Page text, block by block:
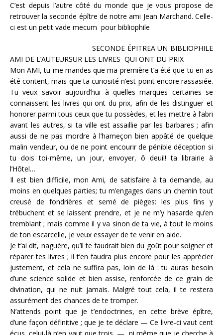
C’est depuis l’autre côté du monde que je vous propose de
retrouver la seconde épître de notre ami Jean Marchand. Celle-
ci est un petit vade mecum pour bibliophile
SECONDE ÉPITREA UN BIBLIOPHILE
AMI DE L’AUTEURSUR LES LIVRES QUI ONT DU PRIX
Mon AMI, tu me mandes que ma première t’a été que tu en as
été content, mais que ta curiosité n’est point encore rassasiée.
Tu veux savoir aujourd’hui à quelles marques certaines se
connaissent les livres qui ont du prix, afin de les distinguer et
honorer parmi tous ceux que tu possèdes, et les mettre à l’abri
avant les autres, si ta ville est assaillie par les barbares ; afin
aussi de ne pas mordre à l’hameçon bien appâté de quelque
malin vendeur, ou de ne point encourir de pénible déception si
tu dois toi-même, un jour, envoyer, ô deuil! ta librairie à
l’Hôtel…
Il est bien difficile, mon Ami, de satisfaire à ta demande, au
moins en quelques parties; tu m’engages dans un chemin tout
creusé de fondrières et semé de pièges: les plus fins y
trébuchent et se laissent prendre, et je ne m’y hasarde qu’en
tremblant ; mais comme il y va sinon de ta vie, à tout le moins
de ton escarcelle, je veux essayer de te venir en aide.
Je t’ai dit, naguère, qu’il te faudrait bien du goût pour soigner et
réparer tes livres ; il t’en faudra plus encore pour les apprécier
justement, et cela ne suffira pas, loin de là : tu auras besoin
d’une science solide et bien assise, renforcée de ce grain de
divination, qui ne nuit jamais. Malgré tout cela, il te restera
assurément des chances de te tromper.
N’attends point que je t’endoctrines, en cette brève épître,
d’une façon définitive ; que je te déclare — Ce livre-ci vaut cent